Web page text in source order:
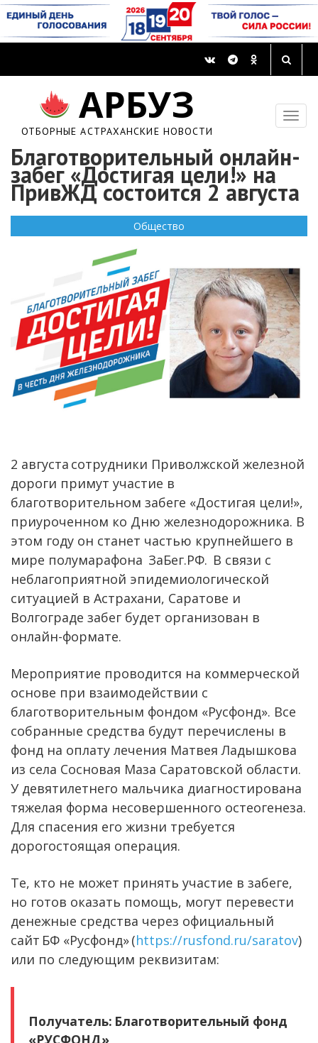
АРБУЗ
ОТБОРНЫЕ АСТРАХАНСКИЕ НОВОСТИ
Благотворительный онлайн-
забег «Достигая цели!» на
ПривЖД состоится 2 августа
Общество
2 августа сотрудники Приволжской железной
дороги примут участие в
благотворительном забеге «Достигая цели!»,
приуроченном ко Дню железнодорожника. В
этом году он станет частью крупнейшего в
мире полумарафона ЗаБег.РФ. В связи с
неблагоприятной эпидемиологической
ситуацией в Астрахани, Саратове и
Волгограде забег будет организован в
онлайн-формате.
Мероприятие проводится на коммерческой
основе при взаимодействии с
благотворительным фондом «Русфонд». Все
собранные средства будут перечислены в
фонд на оплату лечения Матвея Ладышкова
из села Сосновая Маза Саратовской области.
У девятилетнего мальчика диагностирована
тяжелая форма несовершенного остеогенеза.
Для спасения его жизни требуется
дорогостоящая операция.
Те, кто не может принять участие в забеге,
но готов оказать помощь, могут перевести
денежные средства через официальный
сайт БФ «Русфонд» (https://rusfond.ru/saratov)
или по следующим реквизитам:
Получатель: Благотворительный фонд
«РУСФОНД»